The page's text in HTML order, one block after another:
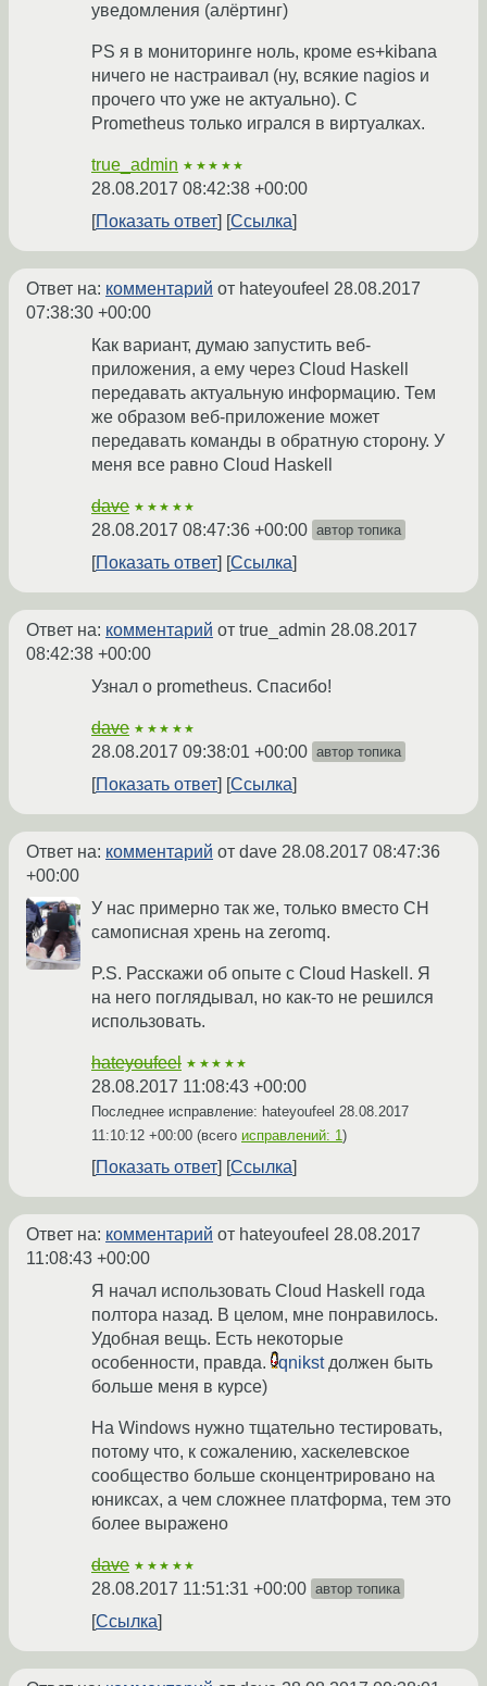
уведомления (алёртинг)
PS я в мониторинге ноль, кроме es+kibana
ничего не настраивал (ну, всякие nagios и
прочего что уже не актуально). С
Prometheus только игрался в виртуалках.
true_admin ★★★★★
28.08.2017 08:42:38 +00:00
Показать ответ
Ссылка
Ответ на: комментарий от hateyoufeel 28.08.2017
07:38:30 +00:00
Как вариант, думаю запустить веб-
приложения, а ему через Cloud Haskell
передавать актуальную информацию. Тем
же образом веб-приложение может
передавать команды в обратную сторону. У
меня все равно Cloud Haskell
dave ★★★★★
28.08.2017 08:47:36 +00:00 автор топика
Показать ответ Ссылка
Ответ на: комментарий от true_admin 28.08.2017
08:42:38 +00:00
Узнал о prometheus. Спасибо!
dave ★★★★★
28.08.2017 09:38:01 +00:00 автор топика
Показать ответ Ссылка
Ответ на: комментарий от dave 28.08.2017 08:47:36
+00:00
У нас примерно так же, только вместо CH
самописная хрень на zeromq.
P.S. Расскажи об опыте с Cloud Haskell. Я
на него поглядывал, но как-то не решился
использовать.
hateyoufeel ★★★★★
28.08.2017 11:08:43 +00:00
Последнее исправление: hateyoufeel 28.08.2017
11:10:12 +00:00 (всего исправлений: 1)
Показать ответ Ссылка
Ответ на: комментарий от hateyoufeel 28.08.2017
11:08:43 +00:00
Я начал использовать Cloud Haskell года
полтора назад. В целом, мне понравилось.
Удобная вещь. Есть некоторые
особенности, правда.
qnikstдолжен быть
больше меня в курсе)
На Windows нужно тщательно тестировать,
потому что, к сожалению, хаскелевское
сообщество больше сконцентрировано на
юниксах, а чем сложнее платформа, тем это
более выражено
dave ★★★★★
28.08.2017 11:51:31 +00:00 автор топика
Ссылка